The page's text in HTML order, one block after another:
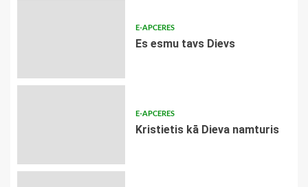
E-APCERES
Es esmu tavs Dievs
E-APCERES
Kristietis kā Dieva namturis